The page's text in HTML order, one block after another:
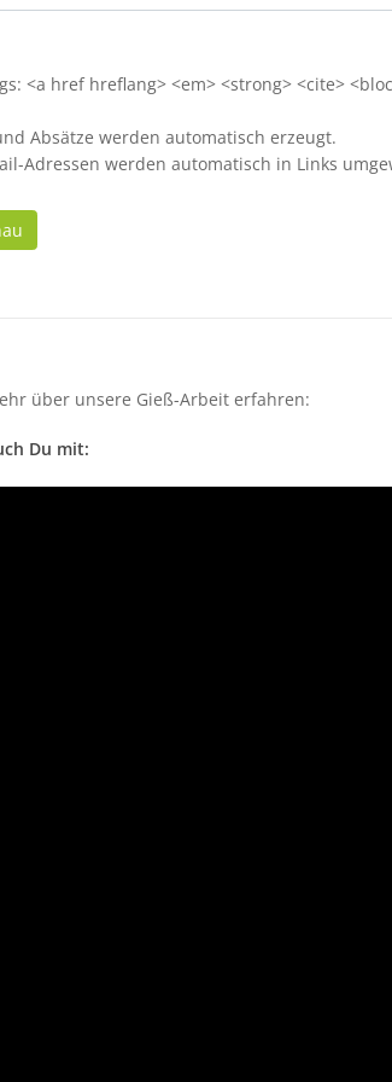
<a href hreflang> <em> <strong> <cite>
Absätze werden automatisch erzeugt.
Adressen werden automatisch in Links
über unsere Gieß-Arbeit erfahren:
Du mit: